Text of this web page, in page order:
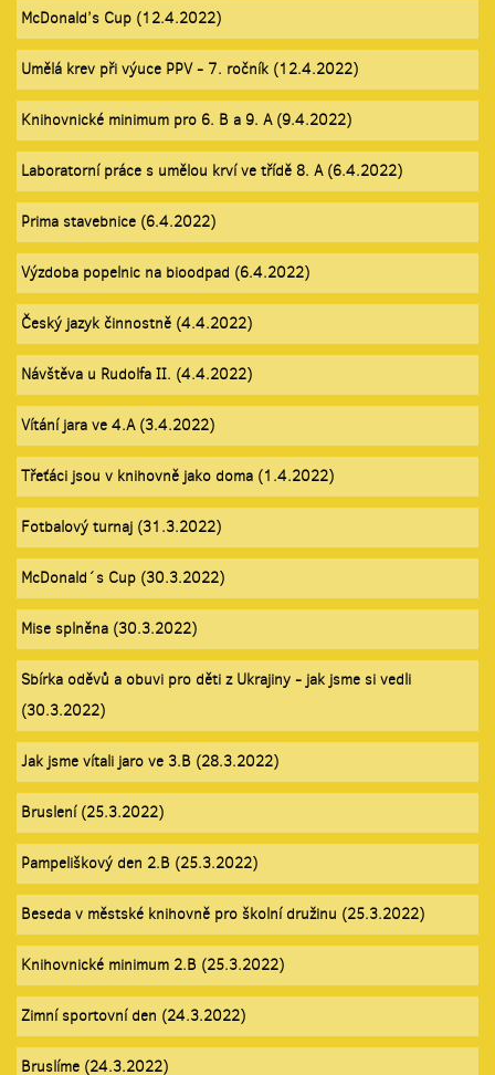
McDonald’s Cup (12.4.2022)
Umělá krev při výuce PPV - 7. ročník (12.4.2022)
Knihovnické minimum pro 6. B a 9. A (9.4.2022)
Laboratorní práce s umělou krví ve třídě 8. A (6.4.2022)
Prima stavebnice (6.4.2022)
Výzdoba popelnic na bioodpad (6.4.2022)
Český jazyk činnostně (4.4.2022)
Návštěva u Rudolfa II. (4.4.2022)
Vítání jara ve 4.A (3.4.2022)
Třeťáci jsou v knihovně jako doma (1.4.2022)
Fotbalový turnaj (31.3.2022)
McDonald´s Cup (30.3.2022)
Mise splněna (30.3.2022)
Sbírka oděvů a obuvi pro děti z Ukrajiny - jak jsme si vedli
(30.3.2022)
Jak jsme vítali jaro ve 3.B (28.3.2022)
Bruslení (25.3.2022)
Pampeliškový den 2.B (25.3.2022)
Beseda v městské knihovně pro školní družinu (25.3.2022)
Knihovnické minimum 2.B (25.3.2022)
Zimní sportovní den (24.3.2022)
Bruslíme (24.3.2022)